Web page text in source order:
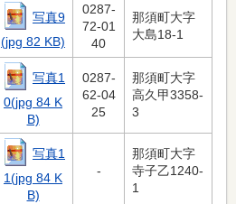
写真9
(jpg 82 KB)
0287-
72-01
40
那須町大字
大島18-1
写真1
0(jpg 84 K
B)
0287-
62-04
25
那須町大字
高久甲3358-
3
写真1
1(jpg 84 K
B)
-
那須町大字
寺子乙1240-
1